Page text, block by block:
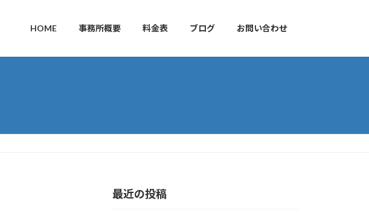
HOME 事務所概要 料金表 ブログ お問い合わせ
最近の投稿